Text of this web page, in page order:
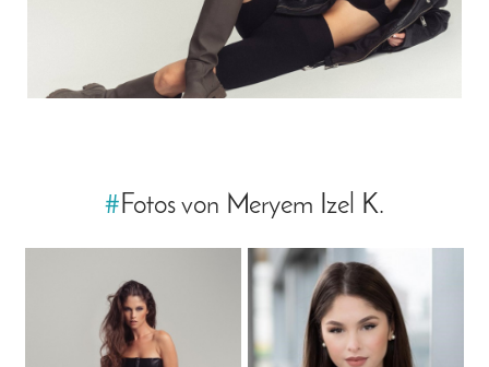
#Fotos von Meryem Izel K.